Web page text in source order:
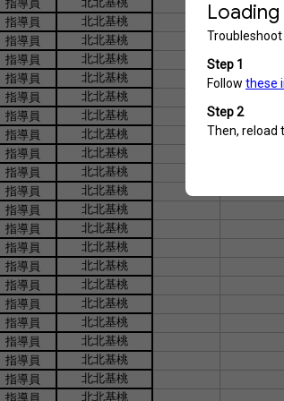
指導員
指導員
北北基桃
指導員
北北基桃
指導員
北北基桃
指導員
北北基桃
指導員
北北基桃
指導員
北北基桃
指導員
北北基桃
指導員
北北基桃
指導員
北北基桃
指導員
北北基桃
指導員
北北基桃
指導員
北北基桃
指導員
北北基桃
指導員
北北基桃
指導員
北北基桃
指導員
北北基桃
指導員
北北基桃
指導員
北北基桃
指導員
北北基桃
指導員
北北基桃
指導員 北北基桃